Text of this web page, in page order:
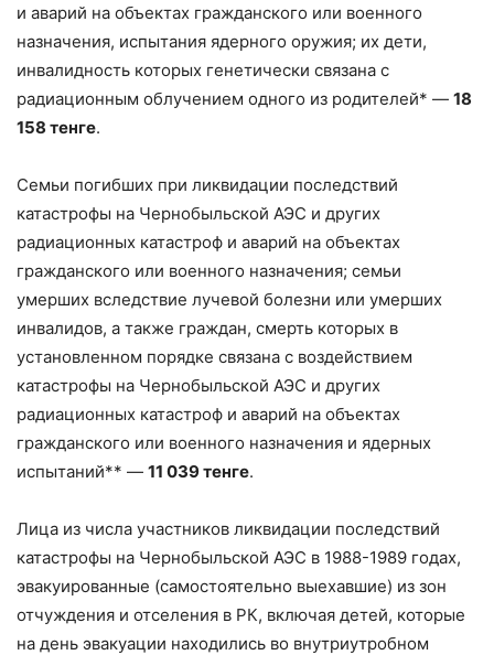
и аварий на объектах гражданского или военного
назначения, испытания ядерного оружия; их дети,
инвалидность которых генетически связана с
радиационным облучением одного из родителей* — 18
158 тенге.
Семьи погибших при ликвидации последствий
катастрофы на Чернобыльской АЭС и других
радиационных катастроф и аварий на объектах
гражданского или военного назначения; семьи
умерших вследствие лучевой болезни или умерших
инвалидов, а также граждан, смерть которых в
установленном порядке связана с воздействием
катастрофы на Чернобыльской АЭС и других
радиационных катастроф и аварий на объектах
гражданского или военного назначения и ядерных
испытаний** — 11 039 тенге.
Лица из числа участников ликвидации последствий
катастрофы на Чернобыльской АЭС в 1988-1989 годах,
эвакуированные (самостоятельно выехавшие) из зон
отчуждения и отселения в РК, включая детей, которые
на день эвакуации находились во внутриутробном